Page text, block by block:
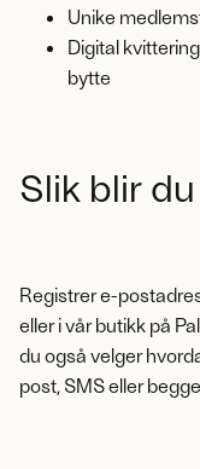
Unike
Digital
bytte
Slik blir
Registrer e-
eller i vår butikk på
du også velger
post, SMS eller